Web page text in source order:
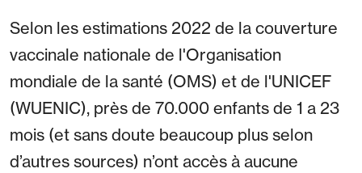
Selon les estimations 2022 de la couverture
vaccinale nationale de l'Organisation
mondiale de la santé (OMS) et de l'UNICEF
(WUENIC), près de 70.000 enfants de 1 a 23
mois (et sans doute beaucoup plus selon
d’autres sources) n’ont accès à aucune